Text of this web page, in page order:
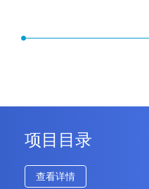
项目目录
查看详情